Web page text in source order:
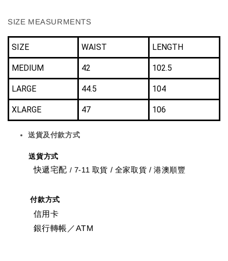
SIZE MEASURMENTS
SIZE WAIST LENGTH
MEDIUM 42 102.5
LARGE 44.5 104
XLARGE 47 106
送貨及付款方式
送貨方式
快遞宅配 / 7-11 取貨 / 全家取貨 / 港澳順豐
付款方式
信用卡
銀行轉帳／ATM